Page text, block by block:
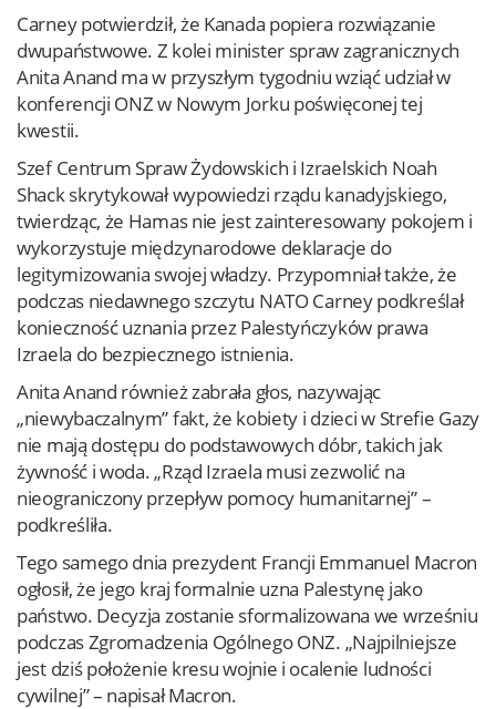
Carney potwierdził, że Kanada popiera rozwiązanie
dwupaństwowe. Z kolei minister spraw zagranicznych
Anita Anand ma w przyszłym tygodniu wziąć udział w
konferencji ONZ w Nowym Jorku poświęconej tej
kwestii.
Szef Centrum Spraw Żydowskich i Izraelskich Noah
Shack skrytykował wypowiedzi rządu kanadyjskiego,
twierdząc, że Hamas nie jest zainteresowany pokojem i
wykorzystuje międzynarodowe deklaracje do
legitymizowania swojej władzy. Przypomniał także, że
podczas niedawnego szczytu NATO Carney podkreślał
konieczność uznania przez Palestyńczyków prawa
Izraela do bezpiecznego istnienia.
Anita Anand również zabrała głos, nazywając
„niewybaczalnym” fakt, że kobiety i dzieci w Strefie Gazy
nie mają dostępu do podstawowych dóbr, takich jak
żywność i woda. „Rząd Izraela musi zezwolić na
nieograniczony przepływ pomocy humanitarnej” –
podkreśliła.
Tego samego dnia prezydent Francji Emmanuel Macron
ogłosił, że jego kraj formalnie uzna Palestynę jako
państwo. Decyzja zostanie sformalizowana we wrześniu
podczas Zgromadzenia Ogólnego ONZ. „Najpilniejsze
jest dziś położenie kresu wojnie i ocalenie ludności
cywilnej” – napisał Macron.